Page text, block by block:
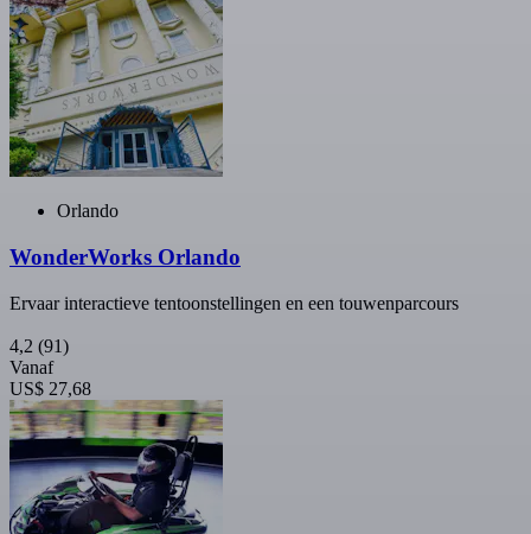
Orlando
WonderWorks Orlando
Ervaar interactieve tentoonstellingen en een touwenparcours
4,2 (91)
Vanaf
US$ 27,68